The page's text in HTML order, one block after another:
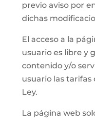
previo aviso por
dichas
El acceso a la
usuario es libre y
contenido y/o
usuario las tarifas
Ley.
La página web